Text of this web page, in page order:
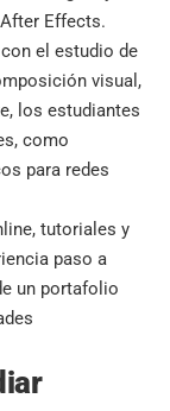
Effects.
el estudio de
visual,
los estudiantes
como
para redes
tutoriales y
paso a
un portafolio